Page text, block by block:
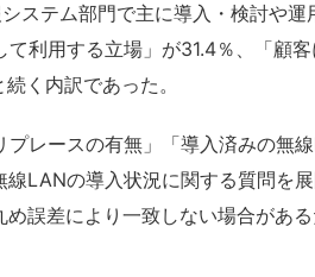
ステム部門で主に導入・検討や運
利用する立場」が31.4％、「顧
く内訳であった。
レースの有無」「導入済みの無
LANの導入状況に関する質問を
誤差により一致しない場合があ